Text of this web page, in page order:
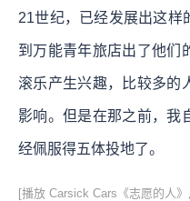
21世纪，已经发展出这样
到万能青年旅店出了他们
滚乐产生兴趣，比较多的
影响。但是在那之前，我
经佩服得五体投地了。
[播放 Carsick Cars《志愿的人